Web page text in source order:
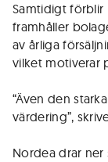
Samtidigt förblir
framhåller
av årliga
vilket motiverar
“Även den
värdering”,
Nordea drar ner